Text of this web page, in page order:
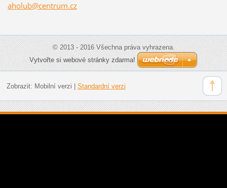
aholub@centrum.cz
© 2013 - 2016 Všechna práva vyhrazena.
Vytvořte si webové stránky zdarma!
Zobrazit: Mobilní verzi Standardní verzi